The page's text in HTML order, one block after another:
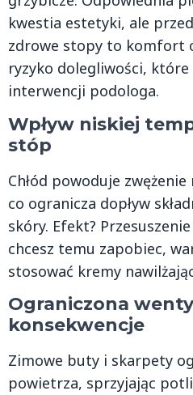
kwestia estetyki, ale
zdrowe stopy to komfort
ryzyko dolegliwości, które
interwencji podologa.
Wpływ niskiej
stóp
Chłód powoduje
co ogranicza dopływ
skóry. Efekt?
chcesz temu zapobiec,
stosować kremy
Ograniczona
konsekwencje
Zimowe buty i skarpety
powietrza, sprzyjając